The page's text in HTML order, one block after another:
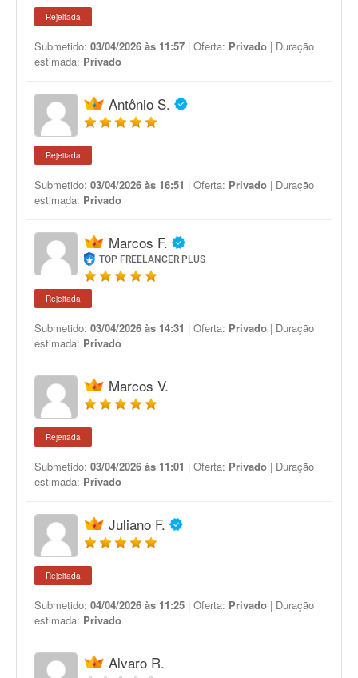
Rejeitada
Submetido: 03/04/2026 às 11:57 | Oferta: Privado | Duração
estimada: Privado
Antônio S.
Rejeitada
Submetido: 03/04/2026 às 16:51 | Oferta: Privado | Duração
estimada: Privado
Marcos F.
TOP FREELANCER PLUS
Rejeitada
Submetido: 03/04/2026 às 14:31 | Oferta: Privado | Duração
estimada: Privado
Marcos V.
Rejeitada
Submetido: 03/04/2026 às 11:01 | Oferta: Privado | Duração
estimada: Privado
Juliano F.
Rejeitada
Submetido: 04/04/2026 às 11:25 | Oferta: Privado | Duração
estimada: Privado
Alvaro R.